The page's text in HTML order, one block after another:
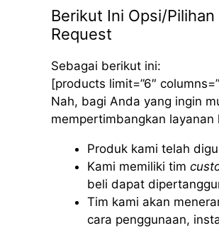
Berikut Ini Opsi/
Request
Sebagai berikut ini:
[products limit=”6″
Nah, bagi Anda yang ingin
mempertimbangkan layanan
Produk kami telah
Kami memiliki tim
beli dapat
Tim kami akan
cara penggunaan,